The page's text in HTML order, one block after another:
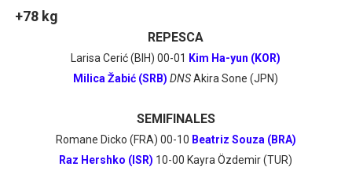
+78 kg
REPESCA
Larisa Cerić (BIH) 00-01 Kim Ha-yun (KOR)
Milica Žabić (SRB) DNSAkira Sone (JPN)
SEMIFINALES
Romane Dicko (FRA) 00-10 Beatriz Souza (BRA)
Raz Hershko (ISR) 10-00 Kayra Özdemir (TUR)